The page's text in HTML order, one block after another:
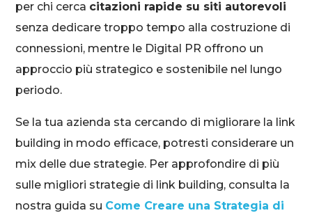
per chi cerca citazioni rapide su siti autorevoli
senza dedicare troppo tempo alla costruzione di
connessioni, mentre le Digital PR offrono un
approccio più strategico e sostenibile nel lungo
periodo.
Se la tua azienda sta cercando di migliorare la link
building in modo efficace, potresti considerare un
mix delle due strategie. Per approfondire di più
sulle migliori strategie di link building, consulta la
nostra guida su Come Creare una Strategia di